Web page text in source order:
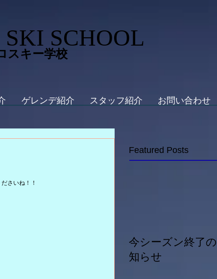
SCHOOL
スキー学校
ゲレンデ紹介 スタッフ紹介 お問い合わせ
さいね！！
Featured Posts
今シーズン終了
知らせ